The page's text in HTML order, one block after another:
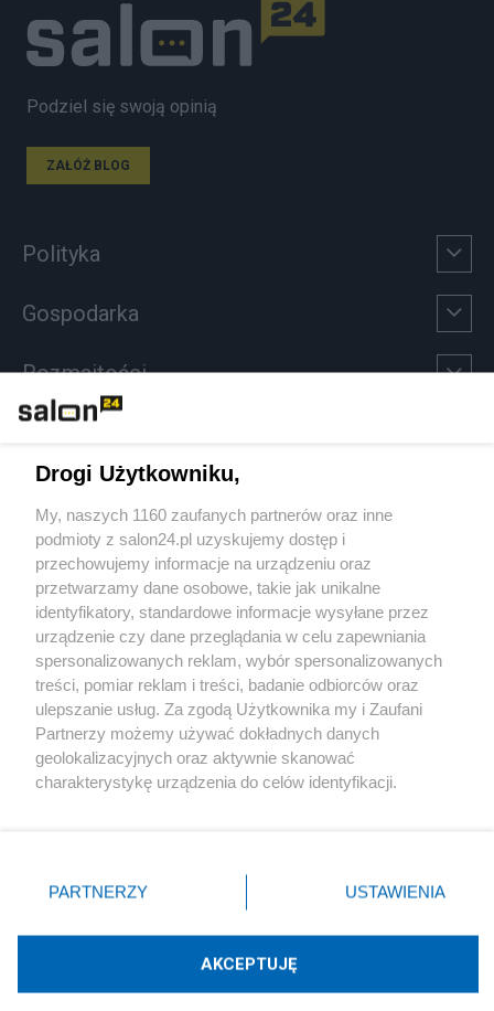
Podziel się swoją opinią
ZAŁÓŻ BLOG
Polityka
Gospodarka
Rozmaitości
Sport
Społeczeństwo
Kultura
X Facebook Instagram Youtube
Technologię dostarcza:W3media.pl
Drogi Użytkowniku,
My, naszych 1160 zaufanych partnerów oraz inne
podmioty z salon24.pl uzyskujemy dostęp i
przechowujemy informacje na urządzeniu oraz
przetwarzamy dane osobowe, takie jak unikalne
identyfikatory, standardowe informacje wysyłane przez
urządzenie czy dane przeglądania w celu zapewniania
spersonalizowanych reklam, wybór spersonalizowanych
treści, pomiar reklam i treści, badanie odbiorców oraz
ulepszanie usług. Za zgodą Użytkownika my i Zaufani
Partnerzy możemy używać dokładnych danych
geolokalizacyjnych oraz aktywnie skanować
charakterystykę urządzenia do celów identyfikacji.
zmienić/wycofać klikając przycisk ustawień prywatności
znajdujący się w lewym dolnym rogu strony
rodzaje przetwarzania danych nie wymagają zgody
użytkownika, ale masz prawo sprzeciwić się takiemu
przetwarzaniu. Preferencje będą miały zastosowania tylko
PARTNERZY USTAWIENIA
AKCEPTUJĘ